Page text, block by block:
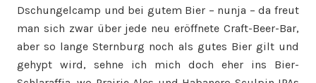
Dschungelcamp und bei gutem Bier – nunja – da freut
man sich zwar über jede neu eröffnete Craft-Beer-Bar,
aber so lange Sternburg noch als gutes Bier gilt und
gehypt wird, sehne ich mich doch eher ins Bier-